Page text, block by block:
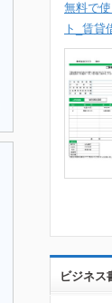
無料で
ト_賃貸
ビジネス